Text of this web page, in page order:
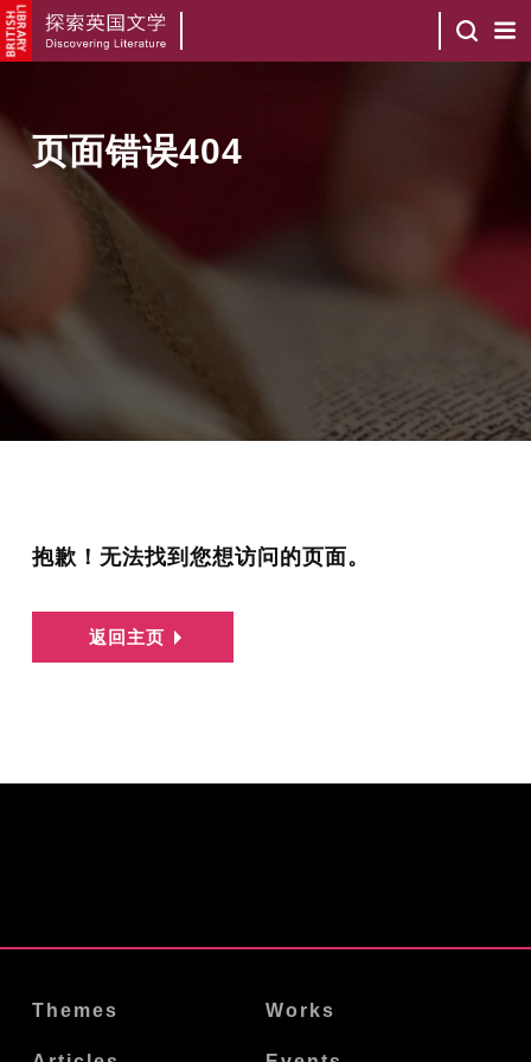
页面错误404
抱歉！无法找到您想访问的页面。
返回主页
Themes Works